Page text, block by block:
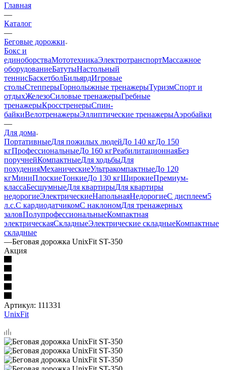
Главная
—
Каталог
—
Беговые дорожки
Бокс и
единоборстваМототехникаЭлектротранспортМассажное
оборудованиеБатутыНастольный
теннисБаскетболБильярдИгровые
столыСтепперыГорнолыжные тренажерыТуризмСпорт и
отдыхЖелезоСиловые тренажерыГребные
тренажерыКросстренерыСпин-
байкиВелотренажерыЭллиптические тренажерыАэробайки
—
Для дома
ПортативныеДля пожилых людейДо 140 кгДо 150
кгПрофессиональныеДо 160 кгРеабилитационнаяБез
поручнейКомпактныеДля ходьбыДля
похуденияМеханическиеУльтракомпактныеДо 120
кгМиниПлоскиеТонкиеДо 130 кгШирокиеПремиум-
классаБесшумныеДля квартирыДля квартиры
недорогиеЭлектрическиеНапольнаяНедорогиеС дисплеем5
л.с.С кардиодатчикомС наклономДля тренажерных
заловПолупрофессиональныеКомпактная
электрическаяСкладныеЭлектрические складныеКомпактные
складные
—Беговая дорожка UnixFit ST-350
Акция
Артикул: 111331
UnixFit